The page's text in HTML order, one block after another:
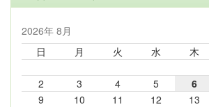
2026年 8月
日
月 火 水 木
2
3 4 5 6
9
10 11 12 13